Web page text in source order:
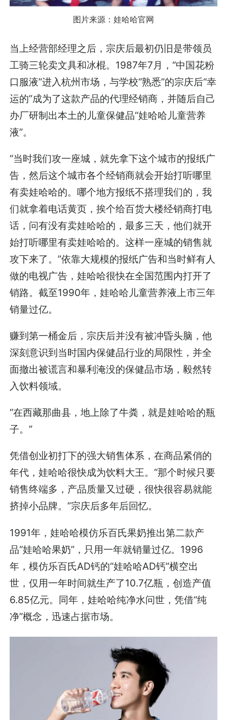
图片来源：娃哈哈官网
当上经营部经理之后，宗庆后最初仍旧是带领员
工骑三轮卖文具和冰棍。1987年7月，“中国花粉
口服液”进入杭州市场，与学校“熟悉”的宗庆后“幸
运的”成为了这款产品的代理经销商，并随后自己
办厂研制出本土的儿童保健品“娃哈哈儿童营养
液”。
“当时我们攻一座城，就先拿下这个城市的报纸广
告，然后这个城市各个经销商就会开始打听哪里
有卖娃哈哈的。哪个地方报纸不搭理我们的，我
们就拿着电话黄页，挨个给百货大楼经销商打电
话，问有没有卖娃哈哈的，最多三天，他们就开
始打听哪里有卖娃哈哈的。这样一座城的销售就
攻下来了。”依靠大规模的报纸广告和当时鲜有人
做的电视广告，娃哈哈很快在全国范围内打开了
销路。截至1990年，娃哈哈儿童营养液上市三年
销量过亿。
赚到第一桶金后，宗庆后并没有被冲昏头脑，他
深刻意识到当时国内保健品行业的局限性，并全
面撤出被谎言和暴利淹没的保健品市场，毅然转
入饮料领域。
“在西藏那曲县，地上除了牛粪，就是娃哈哈的瓶
子。”
凭借创业初打下的强大销售体系，在商品紧俏的
年代，娃哈哈很快成为饮料大王。“那个时候只要
销售终端多，产品质量又过硬，很快很容易就能
挤掉小品牌。”宗庆后多年后回忆。
1991年，娃哈哈模仿乐百氏果奶推出第二款产
品“娃哈哈果奶”，只用一年就销量过亿。1996
年，模仿乐百氏AD钙的“娃哈哈AD钙”横空出
世，仅用一年时间就生产了10.7亿瓶，创造产值
6.85亿元。同年，娃哈哈纯净水问世，凭借“纯
净”概念，迅速占据市场。